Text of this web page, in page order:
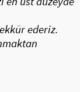
ederiz.